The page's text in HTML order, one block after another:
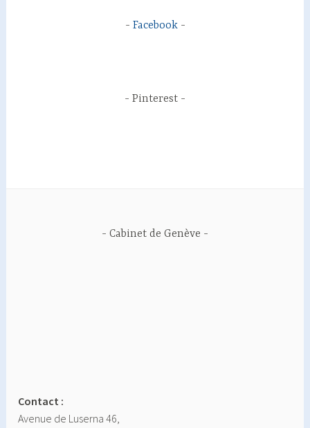
Facebook
Pinterest
Cabinet de Genève
Contact :
Avenue de Luserna 46,